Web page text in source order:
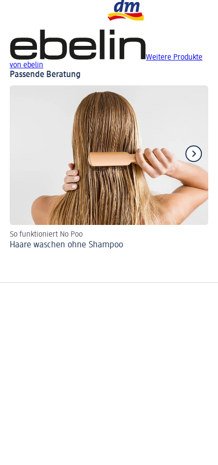
Weitere Produkte
von ebelin
Passende Beratung
So funktioniert No Poo
Haare waschen ohne Shampoo